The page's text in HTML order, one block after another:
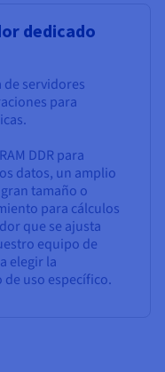
dedicado
de servidores
para
DDR para
datos, un amplio
tamaño o
para cálculos
que se ajusta
equipo de
elegir la
uso específico.